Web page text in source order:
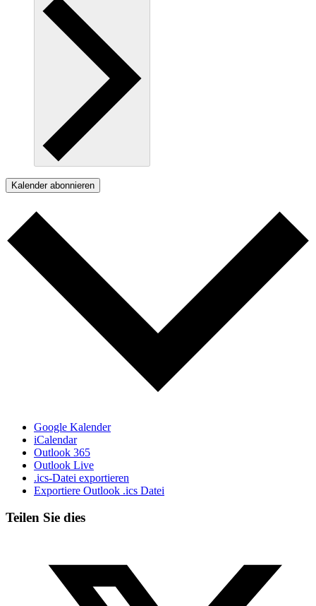
Kalender abonnieren
Google Kalender
iCalendar
Outlook 365
Outlook Live
.ics-Datei exportieren
Exportiere Outlook .ics Datei
Teilen Sie dies